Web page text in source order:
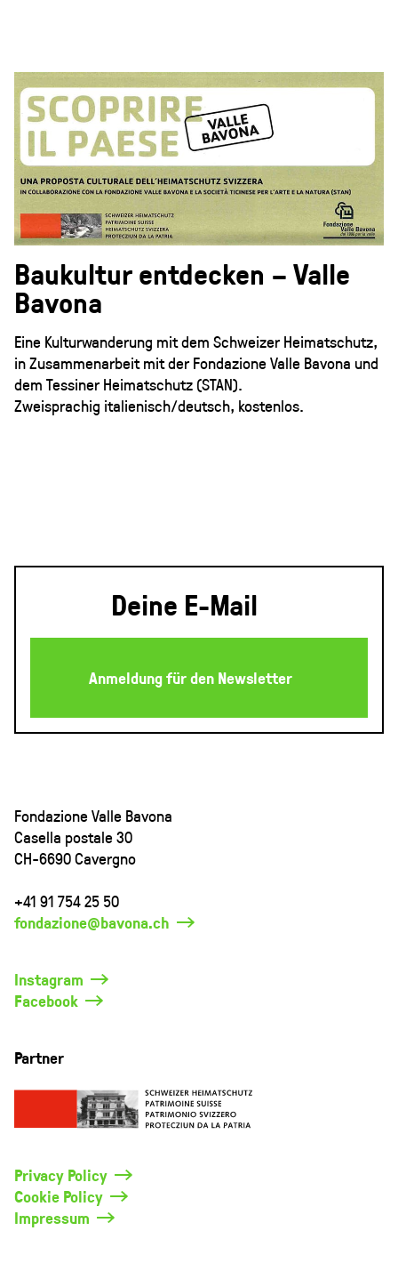
Baukultur entdecken – Valle
Bavona
Eine Kulturwanderung mit dem Schweizer Heimatschutz,
in Zusammenarbeit mit der Fondazione Valle Bavona und
dem Tessiner Heimatschutz (STAN).
Zweisprachig italienisch/deutsch, kostenlos.
Fondazione Valle Bavona
Casella postale 30
CH-6690 Cavergno
+41 91 754 25 50
fondazione@bavona.ch
Instagram
Facebook
Privacy Policy
Cookie Policy
Impressum
Partner